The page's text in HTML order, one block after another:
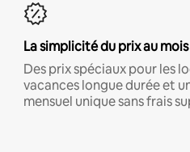
La simplicité du prix au mois
Des prix spéciaux pour les
vacances longue durée et
mensuel unique sans frais